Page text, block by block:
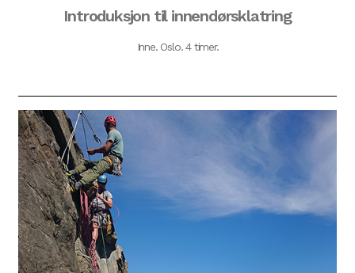
Introduksjon til innendørsklatring
Inne. Oslo. 4 timer.